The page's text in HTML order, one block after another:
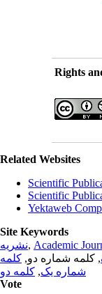
Rights
Related Websites
Scientific
Scientific
Yektaweb
Site Keywords
نشریه, Academic
, کلمه شماره دو, کلمه
شماره یک, کلمه دو
Vote